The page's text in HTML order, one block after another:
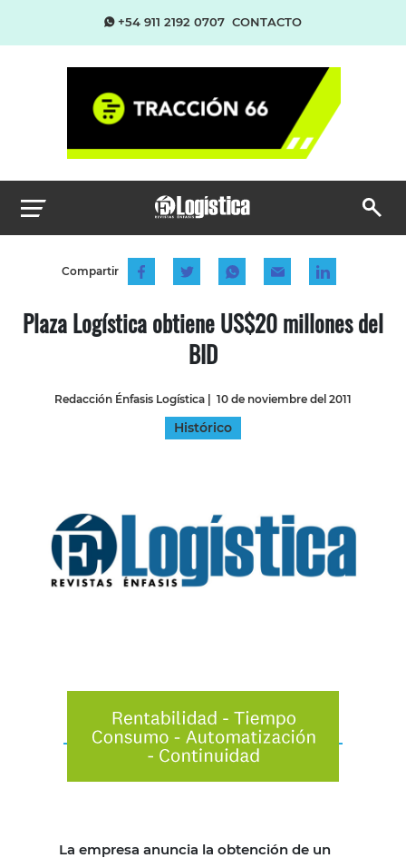
+54 911 2192 0707 CONTACTO
Compartir
Plaza Logística obtiene US$20 millones del
BID
Redacción Énfasis Logística | 10 de noviembre del 2011
Histórico
La empresa anuncia la obtención de un